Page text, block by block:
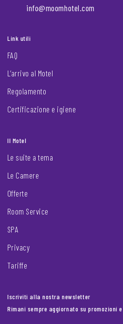
info@moomhotel.com
Link utili
FAQ
L’arrivo al Motel
Regolamento
Certificazione e igiene
Il Motel
Le suite a tema
Le Camere
Offerte
Room Service
SPA
Privacy
Tariffe
Iscriviti alla nostra newsletter
Rimani sempre aggiornato su promozioni